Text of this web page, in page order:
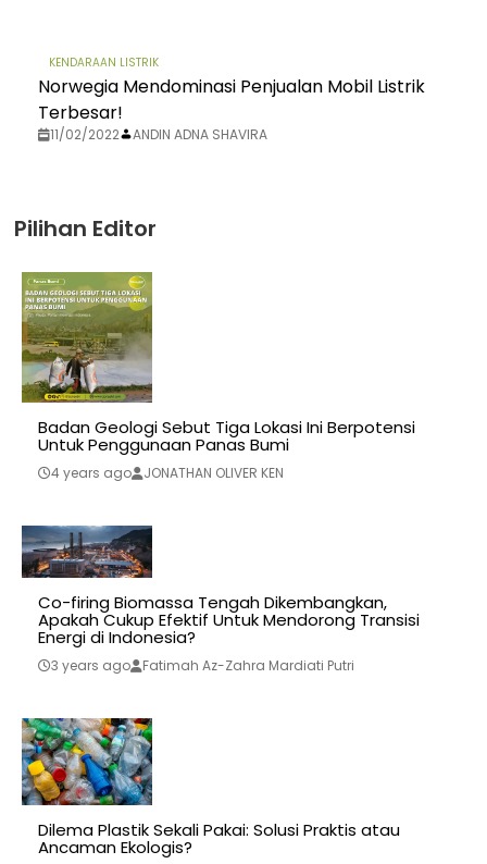
KENDARAAN LISTRIK
Norwegia Mendominasi Penjualan Mobil Listrik
Terbesar!
11/02/2022 ANDIN ADNA SHAVIRA
Pilihan Editor
Badan Geologi Sebut Tiga Lokasi Ini Berpotensi
Untuk Penggunaan Panas Bumi
4 years ago JONATHAN OLIVER KEN
Co-firing Biomassa Tengah Dikembangkan,
Apakah Cukup Efektif Untuk Mendorong Transisi
Energi di Indonesia?
3 years ago Fatimah Az-Zahra Mardiati Putri
Dilema Plastik Sekali Pakai: Solusi Praktis atau
Ancaman Ekologis?